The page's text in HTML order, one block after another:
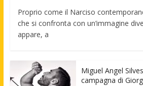
Proprio come il Narciso
che si confronta con un’immagine
appare, a
Miguel Angel
campagna di